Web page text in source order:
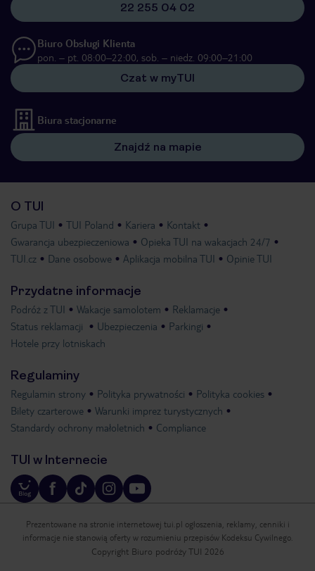
22 255 04 02
Biuro Obsługi Klienta
pon. – pt. 08:00–22:00, sob. – niedz. 09:00–21:00
Czat w myTUI
Biura stacjonarne
Znajdź na mapie
O TUI
Grupa TUI TUI Poland Kariera
Kontakt
Gwarancja ubezpieczeniowa
Opieka TUI na wakacjach 24/7
TUI.cz
Dane osobowe Aplikacja mobilna TUI Opinie TUI
Przydatne informacje
Podróż z TUI Wakacje samolotem
Reklamacje
Status reklamacji
Ubezpieczenia
Parkingi
Hotele przy lotniskach
Regulaminy
Regulamin strony Polityka prywatności
Polityka cookies
Bilety czarterowe
Warunki imprez turystycznych
Standardy ochrony małoletnich
Compliance
TUI w Internecie
Prezentowane na stronie internetowej tui.pl ogłoszenia, reklamy, cenniki i
informacje nie stanowią oferty w rozumieniu przepisów Kodeksu Cywilnego.
Copyright Biuro podróży TUI 2026